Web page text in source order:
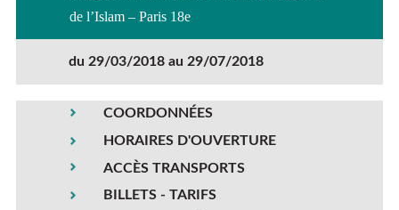
de l’Islam – Paris 18e
du 29/03/2018 au 29/07/2018
COORDONNÉES
HORAIRES D'OUVERTURE
ACCÈS TRANSPORTS
BILLETS - TARIFS